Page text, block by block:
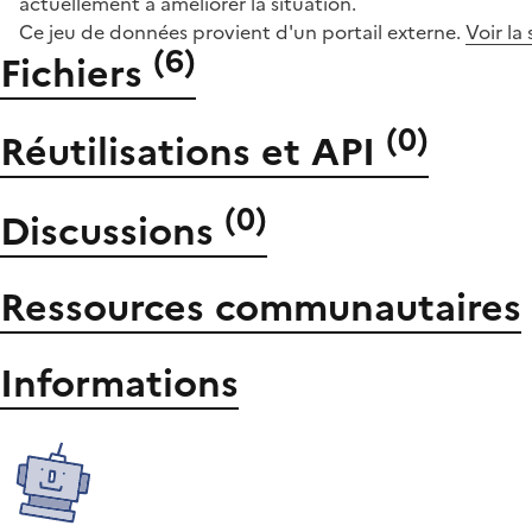
Ce jeu de données provient d'un portail externe. Voir la
Fichiers (6)
Réutilisations et API (0)
Discussions (0)
Ressources communautaires
Informations